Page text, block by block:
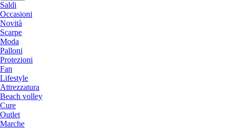
Saldi
Occasioni
Novità
Scarpe
Moda
Palloni
Protezioni
Fan
Lifestyle
Attrezzatura
Beach volley
Cure
Outlet
Marche